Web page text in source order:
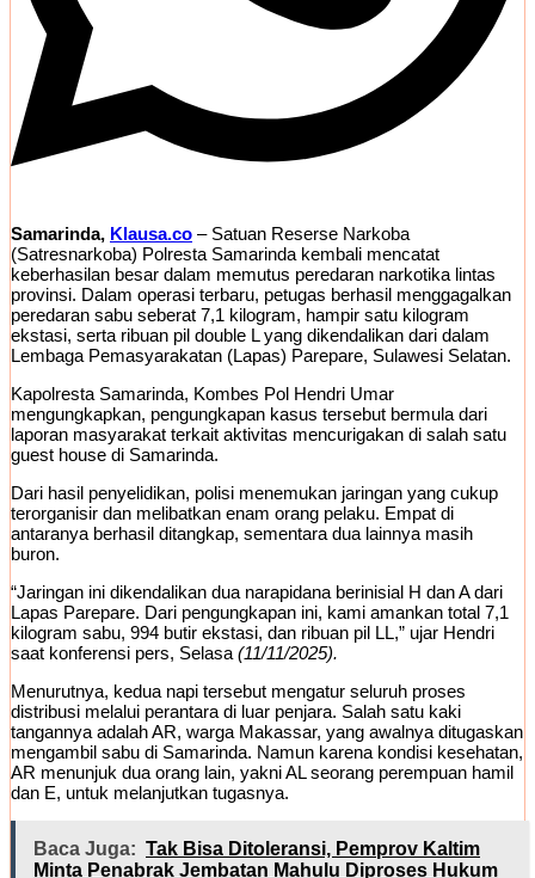
Samarinda, Klausa.co – Satuan Reserse Narkoba
(Satresnarkoba) Polresta Samarinda kembali mencatat
keberhasilan besar dalam memutus peredaran narkotika lintas
provinsi. Dalam operasi terbaru, petugas berhasil menggagalkan
peredaran sabu seberat 7,1 kilogram, hampir satu kilogram
ekstasi, serta ribuan pil double L yang dikendalikan dari dalam
Lembaga Pemasyarakatan (Lapas) Parepare, Sulawesi Selatan.
Kapolresta Samarinda, Kombes Pol Hendri Umar
mengungkapkan, pengungkapan kasus tersebut bermula dari
laporan masyarakat terkait aktivitas mencurigakan di salah satu
guest house di Samarinda.
Dari hasil penyelidikan, polisi menemukan jaringan yang cukup
terorganisir dan melibatkan enam orang pelaku. Empat di
antaranya berhasil ditangkap, sementara dua lainnya masih
buron.
“Jaringan ini dikendalikan dua narapidana berinisial H dan A dari
Lapas Parepare. Dari pengungkapan ini, kami amankan total 7,1
kilogram sabu, 994 butir ekstasi, dan ribuan pil LL,” ujar Hendri
saat konferensi pers, Selasa (11/11/2025).
Menurutnya, kedua napi tersebut mengatur seluruh proses
distribusi melalui perantara di luar penjara. Salah satu kaki
tangannya adalah AR, warga Makassar, yang awalnya ditugaskan
mengambil sabu di Samarinda. Namun karena kondisi kesehatan,
AR menunjuk dua orang lain, yakni AL seorang perempuan hamil
dan E, untuk melanjutkan tugasnya.
Baca Juga: Tak Bisa Ditoleransi, Pemprov Kaltim
Minta Penabrak Jembatan Mahulu Diproses Hukum